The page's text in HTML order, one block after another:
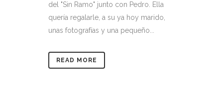
del "Sin Ramo" junto con Pedro. Ella
quería regalarle, a su ya hoy marido,
unas fotografías y una pequeño...
READ MORE